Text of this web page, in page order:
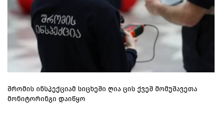
შრომის ინსპექციამ სიცხეში ღია ცის ქვეშ მომუშავეთა
მონიტორინგი დაიწყო